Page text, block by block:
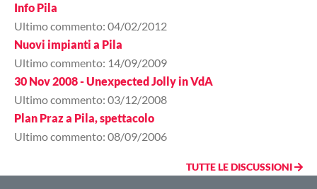
Info Pila
Ultimo commento: 04/02/2012
Nuovi impianti a Pila
Ultimo commento: 14/09/2009
30 Nov 2008 - Unexpected Jolly in VdA
Ultimo commento: 03/12/2008
Plan Praz a Pila, spettacolo
Ultimo commento: 08/09/2006
TUTTE LE DISCUSSIONI